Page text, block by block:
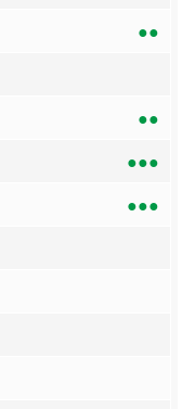
●●
●●
●●●
●●●